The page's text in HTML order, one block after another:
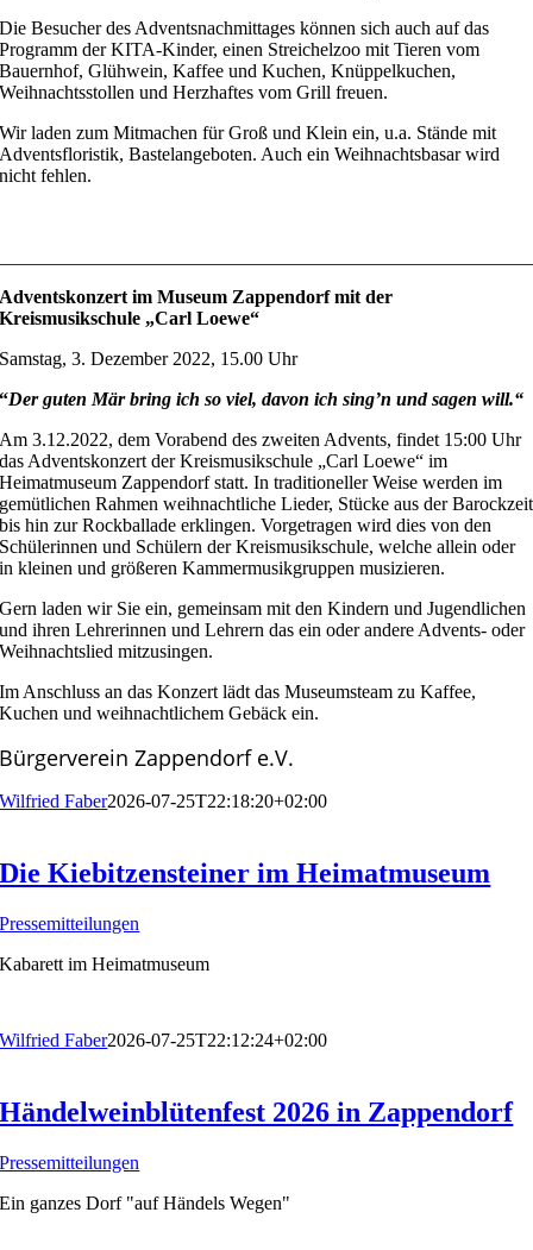
Die Besucher des Adventsnachmittages können sich auch auf das
Programm der KITA-Kinder, einen Streichelzoo mit Tieren vom
Bauernhof, Glühwein, Kaffee und Kuchen, Knüppelkuchen,
Weihnachtsstollen und Herzhaftes vom Grill freuen.
Wir laden zum Mitmachen für Groß und Klein ein, u.a. Stände mit
Adventsfloristik, Bastelangeboten. Auch ein Weihnachtsbasar wird
nicht fehlen.
Adventskonzert im Museum Zappendorf mit der
Kreismusikschule „Carl Loewe“
Samstag, 3. Dezember 2022, 15.00 Uhr
“Der guten Mär bring ich so viel, davon ich sing’n und sagen will.“
Am 3.12.2022, dem Vorabend des zweiten Advents, findet 15:00 Uhr
das Adventskonzert der Kreismusikschule „Carl Loewe“ im
Heimatmuseum Zappendorf statt. In traditioneller Weise werden im
gemütlichen Rahmen weihnachtliche Lieder, Stücke aus der Barockzeit
bis hin zur Rockballade erklingen. Vorgetragen wird dies von den
Schülerinnen und Schülern der Kreismusikschule, welche allein oder
in kleinen und größeren Kammermusikgruppen musizieren.
Gern laden wir Sie ein, gemeinsam mit den Kindern und Jugendlichen
und ihren Lehrerinnen und Lehrern das ein oder andere Advents- oder
Weihnachtslied mitzusingen.
Im Anschluss an das Konzert lädt das Museumsteam zu Kaffee,
Kuchen und weihnachtlichem Gebäck ein.
Bürgerverein Zappendorf e.V.
Wilfried Faber2026-07-25T22:18:20+02:00
Die Kiebitzensteiner im Heimatmuseum
Pressemitteilungen
Kabarett im Heimatmuseum
Wilfried Faber2026-07-25T22:12:24+02:00
Händelweinblütenfest 2026 in Zappendorf
Pressemitteilungen
Ein ganzes Dorf "auf Händels Wegen"